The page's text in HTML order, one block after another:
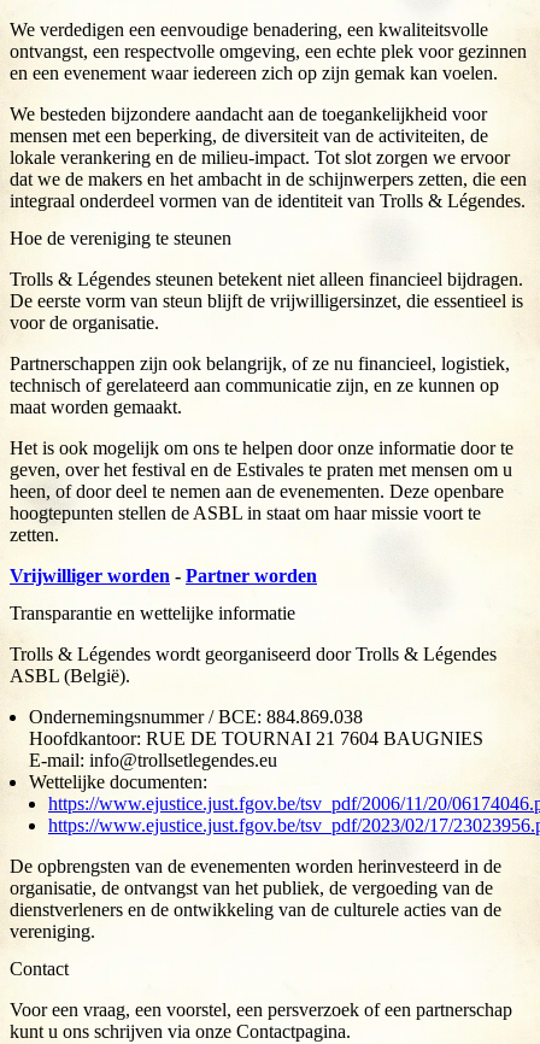
We verdedigen een eenvoudige benadering, een kwaliteitsvolle
ontvangst, een respectvolle omgeving, een echte plek voor gezinnen
en een evenement waar iedereen zich op zijn gemak kan voelen.
We besteden bijzondere aandacht aan de toegankelijkheid voor
mensen met een beperking, de diversiteit van de activiteiten, de
lokale verankering en de milieu-impact. Tot slot zorgen we ervoor
dat we de makers en het ambacht in de schijnwerpers zetten, die een
integraal onderdeel vormen van de identiteit van Trolls & Légendes.
Hoe de vereniging te steunen
Trolls & Légendes steunen betekent niet alleen financieel bijdragen.
De eerste vorm van steun blijft de vrijwilligersinzet, die essentieel is
voor de organisatie.
Partnerschappen zijn ook belangrijk, of ze nu financieel, logistiek,
technisch of gerelateerd aan communicatie zijn, en ze kunnen op
maat worden gemaakt.
Het is ook mogelijk om ons te helpen door onze informatie door te
geven, over het festival en de Estivales te praten met mensen om u
heen, of door deel te nemen aan de evenementen. Deze openbare
hoogtepunten stellen de ASBL in staat om haar missie voort te
zetten.
Vrijwilliger worden - Partner worden
Transparantie en wettelijke informatie
Trolls & Légendes wordt georganiseerd door Trolls & Légendes
ASBL (België).
Ondernemingsnummer / BCE: 884.869.038
Hoofdkantoor: RUE DE TOURNAI 21 7604 BAUGNIES
E-mail: info@trollsetlegendes.eu
Wettelijke documenten:
https://www.ejustice.just.fgov.be/tsv_pdf/2006/11/20/
https://www.ejustice.just.fgov.be/tsv_pdf/2023/02/17/
De opbrengsten van de evenementen worden herinvesteerd in de
organisatie, de ontvangst van het publiek, de vergoeding van de
dienstverleners en de ontwikkeling van de culturele acties van de
vereniging.
Contact
Voor een vraag, een voorstel, een persverzoek of een partnerschap
kunt u ons schrijven via onze Contactpagina.